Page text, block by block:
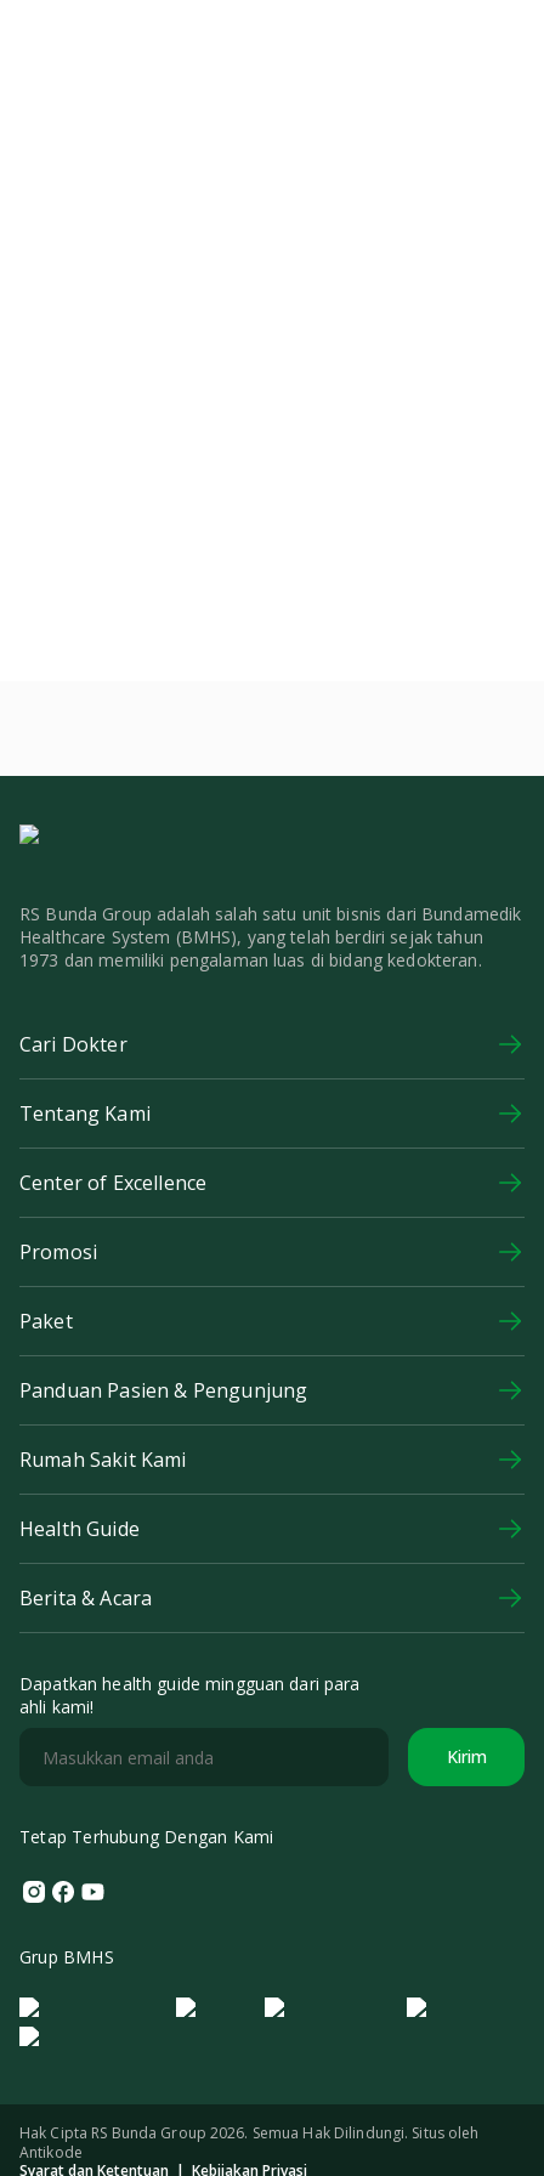
RS Bunda Group adalah salah satu unit bisnis dari Bundamedik
Healthcare System (BMHS), yang telah berdiri sejak tahun
1973 dan memiliki pengalaman luas di bidang kedokteran.
Cari Dokter
Tentang Kami
Center of Excellence
Promosi
Paket
Panduan Pasien & Pengunjung
Rumah Sakit Kami
Health Guide
Berita & Acara
Dapatkan health guide mingguan dari para
ahli kami!
Kirim
Tetap Terhubung Dengan Kami
Instagram
Facebook
Youtube
Grup BMHS
Logo Morula IFV Logo ER
Logo Diagnos
Logo IRSI
Hak Cipta RS Bunda Group 2026. Semua Hak Dilindungi. Situs oleh
Antikode
Syarat dan Ketentuan | Kebijakan Privasi